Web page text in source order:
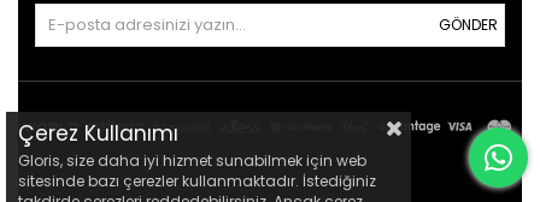
GÖNDER
Çerez Kullanımı
Gloris, size daha iyi hizmet sunabilmek için web
sitesinde bazı çerezler kullanmaktadır. İstediğiniz